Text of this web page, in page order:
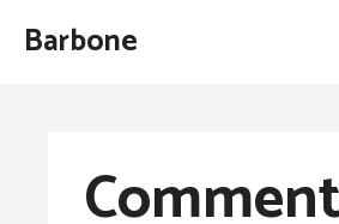
AllerBarbone